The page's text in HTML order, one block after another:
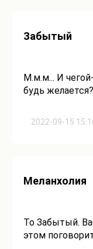
2022-09-15
Забытый
М.м.м... И
будь
Меланхолия
To Забытый.
этом